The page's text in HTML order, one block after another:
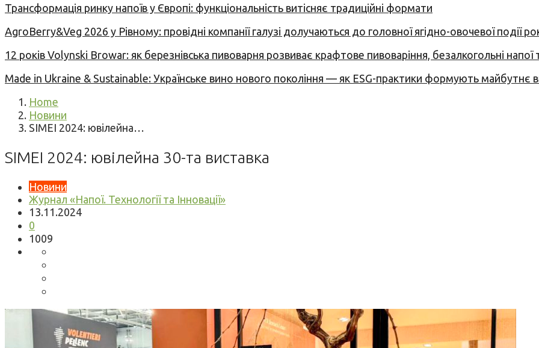
Трансформація ринку напоїв у Європі: функціональність витісняє традиційні формати
AgroBerry&Veg 2026 у Рівному: провідні компанії галузі долучаються до головної ягідно-овочевої події
12 років Volynski Browar: як березнівська пивоварня розвиває крафтове пивоваріння, безалкогольні напої
Made in Ukraine & Sustainable: Українське вино нового покоління — як ESG-практики формують майбутнє
Home
Новини
SIMEI 2024: ювілейна…
SIMEI 2024: ювілейна 30-та виставка
Новини
Журнал «Напої. Технології та Інновації»
13.11.2024
0
1009